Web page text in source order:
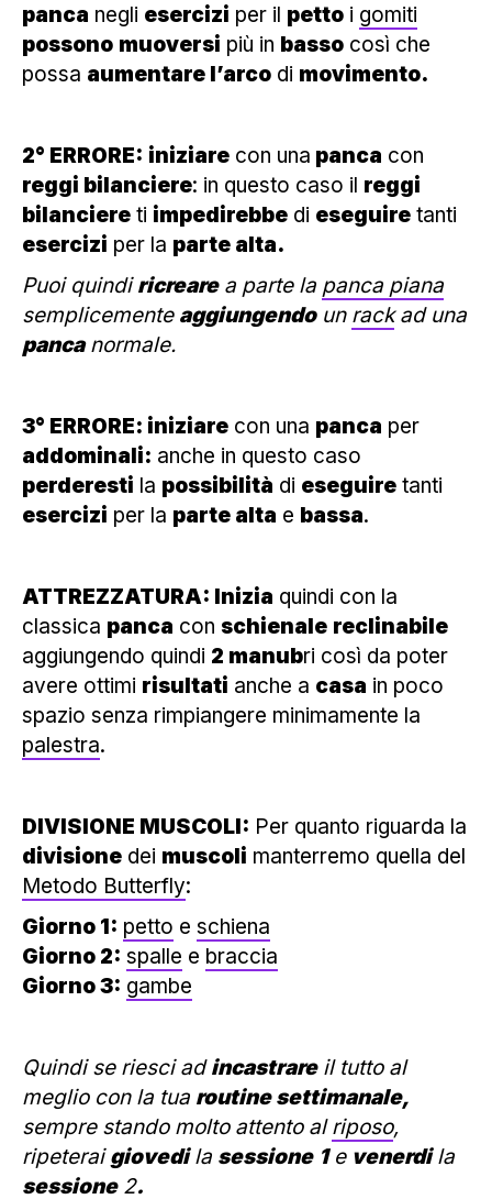
panca negli esercizi per il petto i gomiti
possono muoversi più in basso così che
possa aumentare l’arco di movimento.
2° ERRORE: iniziare con una panca con
reggi bilanciere: in questo caso il reggi
bilanciere ti impedirebbe di eseguire tanti
esercizi per la parte alta.
Puoi quindiricrearea parte la panca piana
semplicemente aggiungendoun rackad una
pancanormale.
3° ERRORE: iniziare con una panca per
addominali: anche in questo caso
perderesti la possibilità di eseguire tanti
esercizi per la parte alta e bassa.
ATTREZZATURA: Inizia quindi con la
classica panca con schienale reclinabile
aggiungendo quindi 2 manubri così da poter
avere ottimi risultati anche a casa in poco
spazio senza rimpiangere minimamente la
palestra.
DIVISIONE MUSCOLI: Per quanto riguarda la
divisione dei muscoli manterremo quella del
Metodo Butterfly:
Giorno 1: petto e schiena
Giorno 2: spalle e braccia
Giorno 3: gambe
Quindi se riesci adincastrareil tutto al
meglio con la tua routine settimanale,
sempre stando molto attento alriposo,
ripeteraigiovedila sessione 1e venerdila
sessione2.